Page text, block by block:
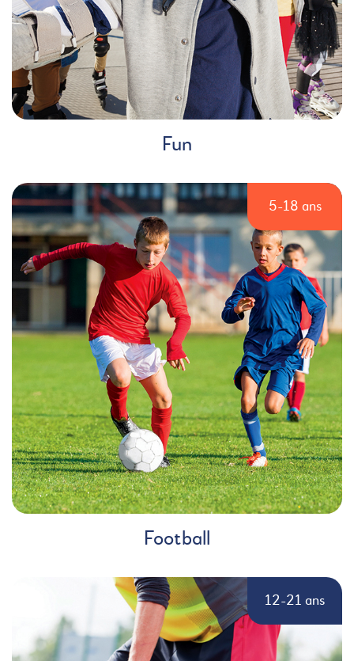
Fun
5-18 ans
Football
12-21 ans